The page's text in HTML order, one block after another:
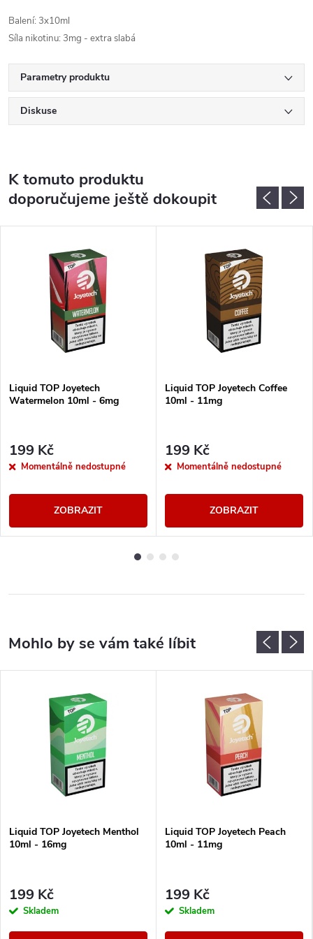
Balení: 3x10ml
Síla nikotinu: 3mg - extra slabá
Parametry produktu
Diskuse
K tomuto produktu
doporučujeme ještě dokoupit
Liquid TOP Joyetech
Watermelon 10ml - 6mg
199 Kč
Momentálně nedostupné
ZOBRAZIT
Liquid TOP Joyetech Coffee
10ml - 11mg
199 Kč
Momentálně nedostupné
ZOBRAZIT
Liquid TOP Joyetech Menthol
10ml - 16mg
199 Kč
Skladem
Liquid TOP Joyetech Peach
10ml - 11mg
199 Kč
Skladem